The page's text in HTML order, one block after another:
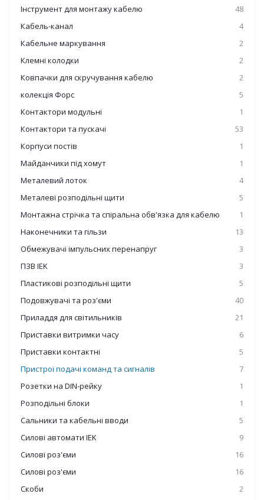
Інструмент для монтажу кабелю
48
Кабель-канал
4
Кабельне маркування
2
Клемні колодки
2
Ковпачки для скручування кабелю
2
колекція Форс
5
Контактори модульні
1
Контактори та пускачі
53
Корпуси постів
1
Майданчики під хомут
1
Металевий лоток
4
Металеві розподільні щити
5
Монтажна стрічка та спіральна обв'язка для кабелю
1
Наконечники та гільзи
13
Обмежувачі імпульсних перенапруг
3
ПЗВ IEK
3
Пластикові розподільні щити
5
Подовжувачі та роз'єми
40
Приладдя для світильників
21
Приставки витримки часу
6
Приставки контактні
5
Пристрої подачі команд та сигналів
7
Розетки на DIN-рейку
1
Розподільні блоки
1
Сальники та кабельні вводи
5
Силові автомати IEK
9
Силові роз'єми
16
Силові роз'єми
16
Скоби
2